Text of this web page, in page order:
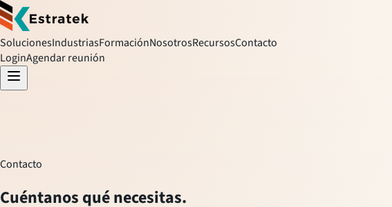
SolucionesIndustriasFormaciónNosotrosRecursosContacto
LoginAgendar reunión
Contacto
Cuéntanos qué necesitas.